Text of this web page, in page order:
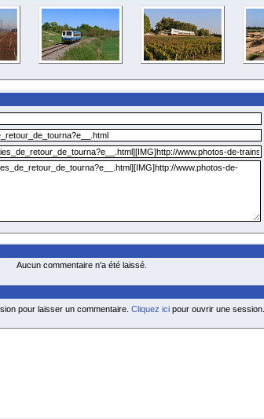
Aucun commentaire n'a été laissé.
pour laisser un commentaire. Cliquez ici pour ouvrir une session.